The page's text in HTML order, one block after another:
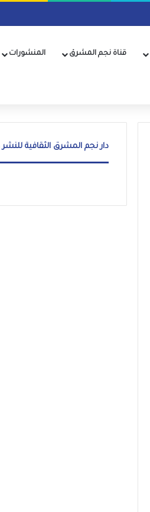
قناة نجم المشرق المنشورات
دار نجم المشرق الثقافية للنشر